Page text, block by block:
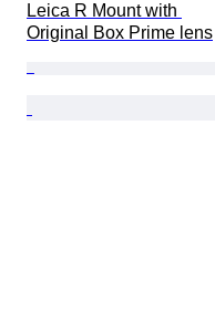
Leica R Mount with
Original Box Prime lens